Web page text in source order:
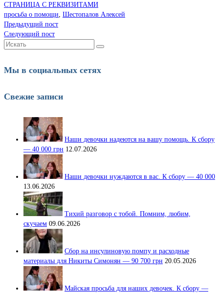
СТРАНИЦА С РЕКВИЗИТАМИ
просьба о помощи Шестопалов Алексей
Предыдущий пост
Следующий пост
Искать:
Мы в социальных сетях
Свежие записи
Наши девочки надеются на вашу помощь. К сбору
— 40 000 грн 12.07.2026
Наши девочки нуждаются в вас. К сбору — 40 000
13.06.2026
Тихий разговор с тобой. Помним, любим,
скучаем 09.06.2026
Сбор на инсулиновую помпу и расходные
материалы для Никиты Симонян — 90 700 грн 20.05.2026
Майская просьба для наших девочек. К сбору —